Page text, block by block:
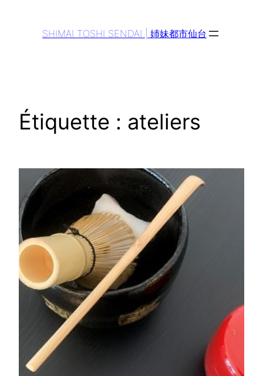
SHIMAI TOSHI SENDAI | 姉妹都市仙台
Étiquette : ateliers